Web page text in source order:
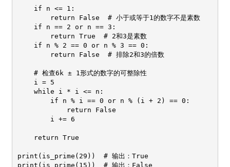
print(is_prime(29))  # 输出：True
print(is_prime(15))  # 输出：False